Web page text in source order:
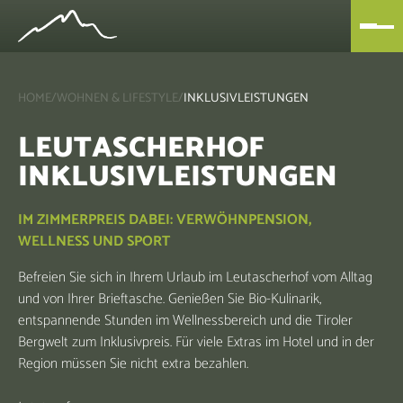
HOME/WOHNEN & LIFESTYLE/INKLUSIVLEISTUNGEN
LEUTASCHERHOF
INKLUSIVLEISTUNGEN
IM ZIMMERPREIS DABEI: VERWÖHNPENSION,
WELLNESS UND SPORT
Befreien Sie sich in Ihrem Urlaub im Leutascherhof vom Alltag
und von Ihrer Brieftasche. Genießen Sie Bio-Kulinarik,
entspannende Stunden im Wellnessbereich und die Tiroler
Bergwelt zum Inklusivpreis. Für viele Extras im Hotel und in der
Region müssen Sie nicht extra bezahlen.